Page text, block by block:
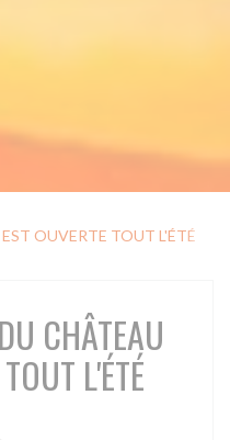
OUVERTE TOUT L'ÉTÉ
CHÂTEAU
L'ÉTÉ